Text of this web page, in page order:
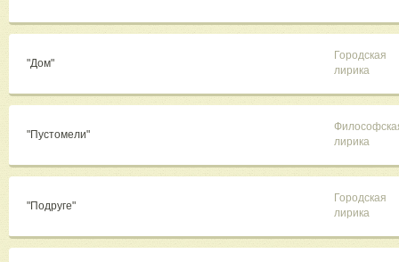
"Дом"
Городская
лирика
"Пустомели"
лирика
"Подруге"
Городская
лирика